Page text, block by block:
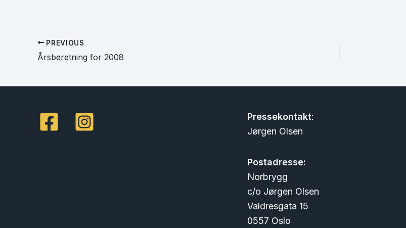
PREVIOUS
Årsberetning for 2008
Pressekontakt:
Jørgen Olsen
Postadresse:
Norbrygg
c/o Jørgen Olsen
Valdresgata 15
0557 Oslo